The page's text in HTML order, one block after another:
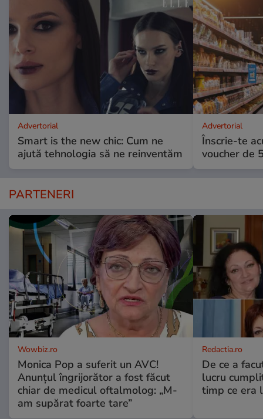
Advertorial
Smart is the new chic: Cum ne
ajută tehnologia să ne reinventăm
Advertorial
Înscrie-te
voucher de
PARTENERI
Wowbiz.ro
Monica Pop a suferit un AVC!
Anunțul îngrijorător a fost făcut
chiar de medicul oftalmolog: „M-
am supărat foarte tare”
Redactia.ro
De ce a
lucru
timp ce era